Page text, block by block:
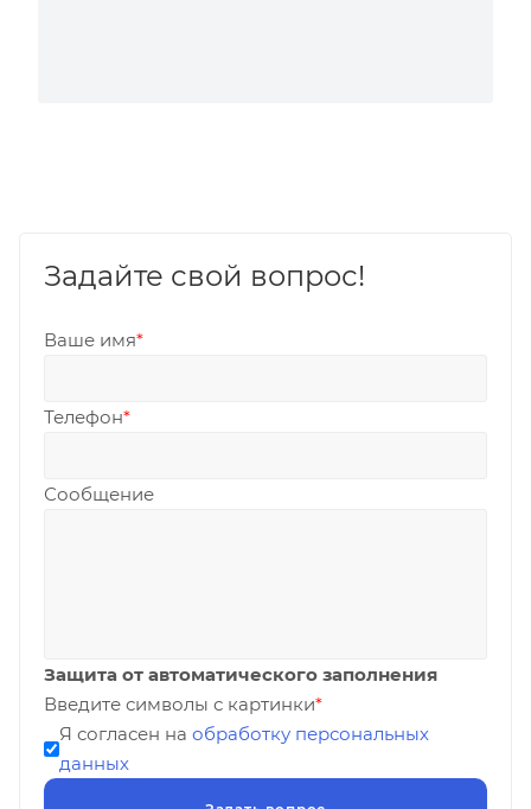
Задайте свой вопрос!
Ваше имя*
Телефон*
Сообщение
Защита от автоматического заполнения
Введите символы с картинки*
Я согласен на обработку персональных
данных